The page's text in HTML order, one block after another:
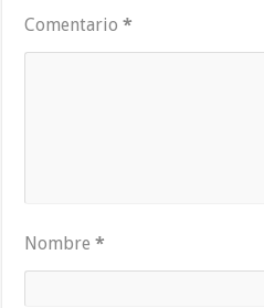
Comentario*
Nombre*